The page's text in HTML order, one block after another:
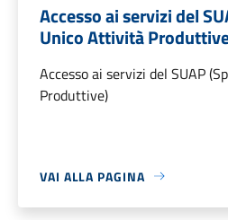
Accesso ai servizi del
Unico Attività
Accesso ai servizi del SUAP
Produttive)
VAI ALLA PAGINA